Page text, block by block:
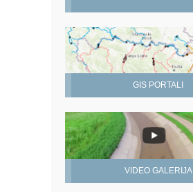
GIS PORTALI
VIDEO GALERIJA